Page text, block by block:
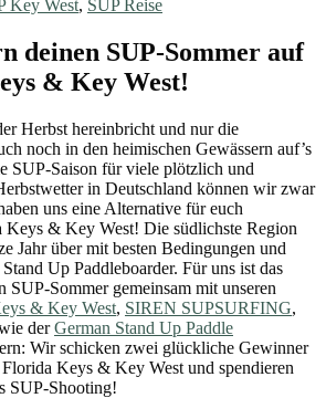
Key West, SUP Reise
deinen SUP-Sommer auf
& Key West!
Herbst hereinbricht und nur die
noch in den heimischen Gewässern auf’s
SUP-Saison für viele plötzlich und
in Deutschland können wir zwar
uns eine Alternative für euch
Keys & Key West! Die südlichste Region
Jahr über mit besten Bedingungen und
Up Paddleboarder. Für uns ist das
SUP-Sommer gemeinsam mit unseren
& Key West, SIREN SUPSURFING,
derGerman Stand Up Paddle
Wir schicken zwei glückliche Gewinner
Keys & Key West und spendieren
SUP-Shooting!